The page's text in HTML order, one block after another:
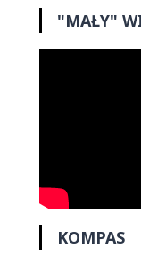
"MAŁY"
KOMPAS